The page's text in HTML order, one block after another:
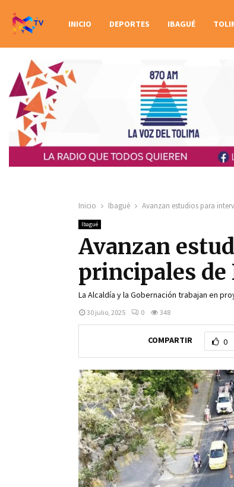
INICIO DEPORTES IBAGUÉ
Inicio Ibagué Avanzan estudios para
Ibagué
Avanzan
principales de
La Alcaldía y la Gobernación trabajan en
30 julio, 2025 0 348
COMPARTIR 0